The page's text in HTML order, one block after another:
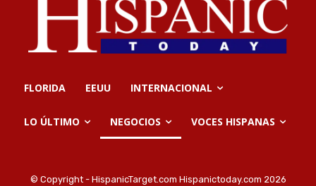
FLORIDA EEUU INTERNACIONAL
LO ÚLTIMO NEGOCIOS VOCES HISPANAS
© Copyright - HispanicTarget.com Hispanictoday.com 2026